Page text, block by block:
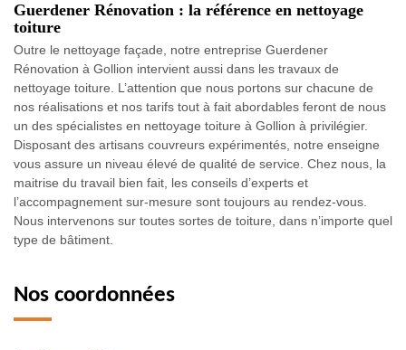
Guerdener Rénovation : la référence en nettoyage
toiture
Outre le nettoyage façade, notre entreprise Guerdener
Rénovation à Gollion intervient aussi dans les travaux de
nettoyage toiture. L’attention que nous portons sur chacune de
nos réalisations et nos tarifs tout à fait abordables feront de nous
un des spécialistes en nettoyage toiture à Gollion à privilégier.
Disposant des artisans couvreurs expérimentés, notre enseigne
vous assure un niveau élevé de qualité de service. Chez nous, la
maitrise du travail bien fait, les conseils d’experts et
l’accompagnement sur-mesure sont toujours au rendez-vous.
Nous intervenons sur toutes sortes de toiture, dans n’importe quel
type de bâtiment.
Nos coordonnées